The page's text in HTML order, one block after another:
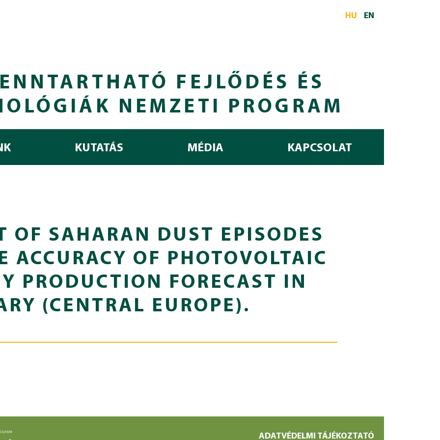
HU
EN
FEJLŐDÉS ÉS
NEMZETI PROGRAM
KUTATÁS MÉDIA KAPCSOLAT
OF SAHARAN DUST EPISODES
ACCURACY OF PHOTOVOLTAIC
PRODUCTION FORECAST IN
(CENTRAL EUROPE).
ADATVÉDELMI TÁJÉKOZTATÓ